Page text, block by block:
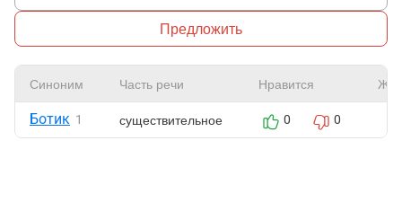
Предложить
Синоним Часть речи Нравится
Ботик 1 существительное 0 0